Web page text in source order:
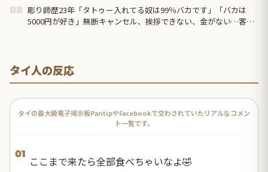
08 彫り師歴23年「タトゥー入れてる奴は99％バカです」「バカは
5000円が好き」無断キャンセル、挨拶できない、金がない…客層
タイ人の反応
タイの最大級電子掲示板PantipやFacebookで交わされていたリアルなコメン
ト一覧です。
01
ここまで来たら全部食べちゃいなよ🤣